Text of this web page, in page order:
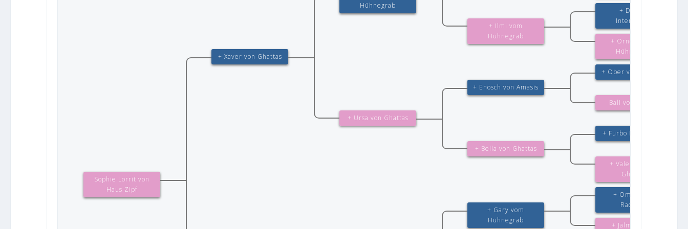
Sophie Lorrit von
Haus Zipf
+ Xaver von Ghattas
Hühnegrab
+ Ilmi vom
Hühnegrab
+ Dux de
Intercanina
+ Ornella vom
Hühnegrab
+ Ursa von Ghattas
+ Enosch von Amasis
+ Ober von Bad-Boll
Bali von Amasis
+ Bella von Ghattas
+ Furbo Degli Achei
+ Valentini von
Ghattas
+ Gary vom
Hühnegrab
+ Omen vom
Radhaus
+ Jalmari vom